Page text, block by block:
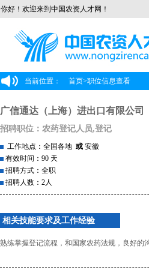
你好！欢迎来到中国农资人才网！
当前位置： 首页>职位信息查看
广信通达（上海）进出口有限公司
招聘职位：农药登记人员,登记
工作地点：全国各地 或 安徽
有效时间：90 天
招聘方式：全职
招聘人数：2人
相关技能要求及工作经验
熟练掌握登记流程，和国家农药法规，良好的